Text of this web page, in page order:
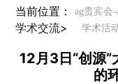
当前位置： ag贵宾会
学术交流>学术活
12月3日“创源
的